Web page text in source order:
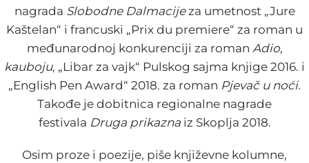
nagrada Slobodne Dalmacijeza umetnost „Jure
Kaštelan“ i francuski „Prix du premiere“ za roman u
međunarodnoj konkurenciji za roman Adio,
kauboju, „Libar za vajk“ Pulskog sajma knjige 2016. i
„English Pen Award“ 2018. za roman Pjevač u noći.
Takođe je dobitnica regionalne nagrade
festivala Druga prikaznaiz Skoplja 2018.
Osim proze i poezije, piše književne kolumne,